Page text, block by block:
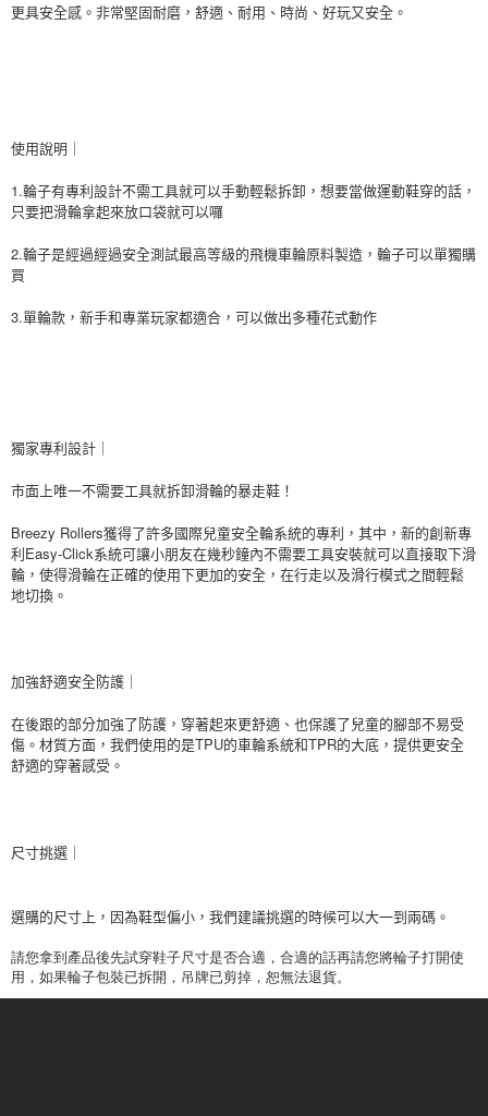
更具安全感。非常堅固耐磨，舒適、耐用、時尚、好玩又安全。
使用說明｜
1.輪子有專利設計不需工具就可以手動輕鬆拆卸，想要當做運動鞋穿的話，
只要把滑輪拿起來放口袋就可以囉
2.輪子是經過經過安全測試最高等級的飛機車輪原料製造，輪子可以單獨購
買
3.單輪款，新手和專業玩家都適合，可以做出多種花式動作
獨家專利設計｜
市面上唯一不需要工具就拆卸滑輪的暴走鞋！
Breezy Rollers獲得了許多國際兒童安全輪系統的專利，其中，新的創新專
利 Easy-Click系統可讓小朋友在幾秒鐘內不需要工具安裝就可以直接取下滑
輪，使得滑輪在正確的使用下更加的安全，在行走以及滑行模式之間輕鬆
地切換。
加強舒適安全防護｜
在後跟的部分加強了防護，穿著起來更舒適、也保護了兒童的腳部不易受
傷。材質方面，我們使用的是TPU的車輪系統和TPR的大底，提供更安全
舒適的穿著感受。
尺寸挑選｜
選購的尺寸上，因為鞋型偏小，我們建議挑選的時候可以大一到兩碼。
請您拿到產品後先試穿鞋子尺寸是否合適，合適的話再請您將輪子打開使
用，如果輪子包裝已拆開，吊牌已剪掉，恕無法退貨。